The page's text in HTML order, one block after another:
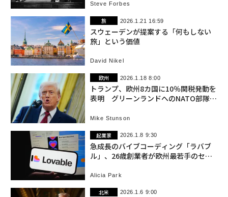
Steve Forbes
旅 2026.1.21 16:59
スウェーデンが提案する「何もしない
旅」という価値
David Nikel
欧州 2026.1.18 8:00
トランプ、欧州8カ国に10％関税発動を
表明 グリーンランドへのNATO部隊派
Mike Stunson
起業家 2026.1.8 9:30
急成長のバイブコーディング「ラバブ
ル」、26歳創業者が欧州最若手のセル
Alicia Park
北米 2026.1.6 9:00